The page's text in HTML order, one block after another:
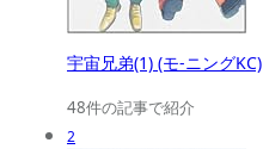
宇宙兄弟(1) (モ-ニングKC)
48件の記事で紹介
2